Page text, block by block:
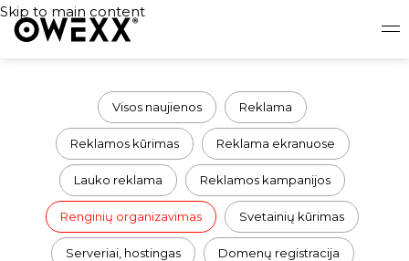
Skip to main content
Visos naujienos Reklama
Reklamos kūrimas Reklama ekranuose
Lauko reklama Reklamos kampanijos
Renginių organizavimas Svetainių kūrimas
Serveriai, hostingas Domenų registracija